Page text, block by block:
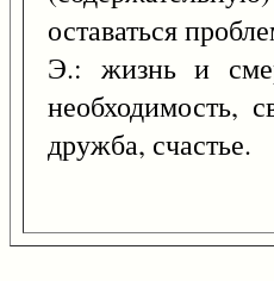
оставаться
Э.: жизнь и
необходимость,
дружба, счастье.